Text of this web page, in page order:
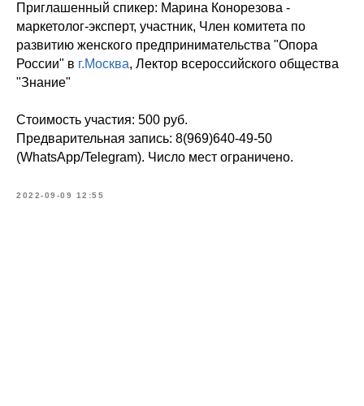
Приглашенный спикер: Марина Конорезова -
маркетолог-эксперт, участник, Член комитета по
развитию женского предпринимательства "Опора
России" в г.Москва, Лектор всероссийского общества
"Знание"
Стоимость участия: 500 руб.
Предварительная запись: 8(969)640-49-50
(WhatsApp/Telegram). Число мест ограничено.
2022-09-09 12:55